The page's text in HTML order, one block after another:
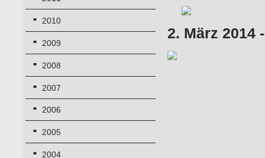
2010
2009
2008
2007
2006
2005
2004
2. März 2014